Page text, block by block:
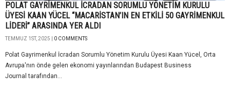
POLAT GAYRİMENKUL İCRADAN SORUMLU YÖNETİM KURULU
ÜYESİ KAAN YÜCEL “MACARİSTAN’IN EN ETKİLİ 50 GAYRİMENKUL
LİDERİ” ARASINDA YER ALDI
TEMMUZ 1ST, 2025 | 0 COMMENTS
Polat Gayrimenkul İcradan Sorumlu Yönetim Kurulu Üyesi Kaan Yücel, Orta
Avrupa'nın önde gelen ekonomi yayınlarından Budapest Business
Journal tarafından...